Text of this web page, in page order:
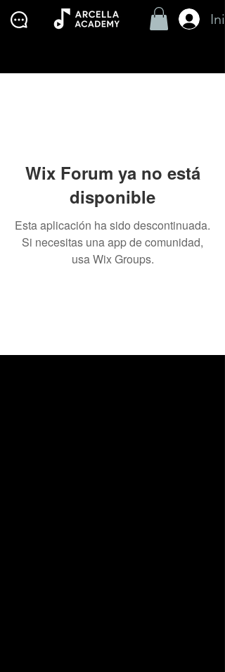
Wix Forum ya no está
disponible
Esta aplicación ha sido descontinuada.
Si necesitas una app de comunidad,
usa Wix Groups.